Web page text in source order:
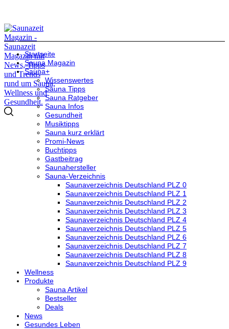
Startseite
Sauna Magazin
Sauna+
Wissenswertes
Sauna Tipps
Sauna Ratgeber
Sauna Infos
Gesundheit
Musiktipps
Sauna kurz erklärt
Promi-News
Buchtipps
Gastbeitrag
Saunahersteller
Sauna-Verzeichnis
Saunaverzeichnis Deutschland PLZ 0
Saunaverzeichnis Deutschland PLZ 1
Saunaverzeichnis Deutschland PLZ 2
Saunaverzeichnis Deutschland PLZ 3
Saunaverzeichnis Deutschland PLZ 4
Saunaverzeichnis Deutschland PLZ 5
Saunaverzeichnis Deutschland PLZ 6
Saunaverzeichnis Deutschland PLZ 7
Saunaverzeichnis Deutschland PLZ 8
Saunaverzeichnis Deutschland PLZ 9
Wellness
Produkte
Sauna Artikel
Bestseller
Deals
News
Gesundes Leben